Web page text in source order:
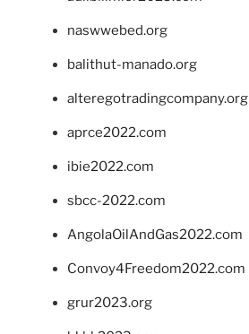
naswwebed.org
balithut-manado.org
alteregotradingcompany.org
aprce2022.com
ibie2022.com
sbcc-2022.com
AngolaOilAndGas2022.com
Convoy4Freedom2022.com
grur2023.org